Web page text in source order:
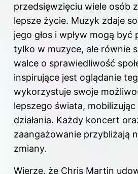
przedsięwzięciu wiele osób
lepsze życie. Muzyk zdaje
jego głos i wpływ mogą
tylko w muzyce, ale równie
walce o sprawiedliwość
inspirujące jest oglądanie
wykorzystuje swoje
lepszego świata,
działania. Każdy koncert
zaangażowanie przybliżają
zmiany.
Wierzę, że Chris Martin